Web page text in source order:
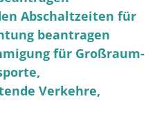
Abschaltzeiten für
beantragen
für Großraum-
Verkehre,